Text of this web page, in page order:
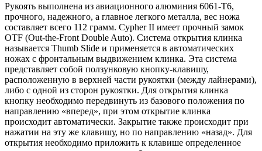
Рукоять выполнена из авиационного алюминия 6061-T6,
прочного, надежного, а главное легкого металла, вес ножа
составляет всего 112 грамм. Cypher II имеет прочный замок
OTF (Out-the-Front Double Auto). Система открытия клинка
называется Thumb Slide и применяется в автоматических
ножах с фронтальным выдвижением клинка. Эта система
представляет собой ползунковую кнопку-клавишу,
расположенную в верхней части рукоятки (между лайнерами),
либо с одной из сторон рукоятки. Для открытия клинка
кнопку необходимо передвинуть из базового положения по
направлению «вперед», при этом открытие клинка
происходит автоматически. Закрытие также происходит при
нажатии на эту же клавишу, но по направлению «назад». Для
открытия необходимо приложить к клавише определенное